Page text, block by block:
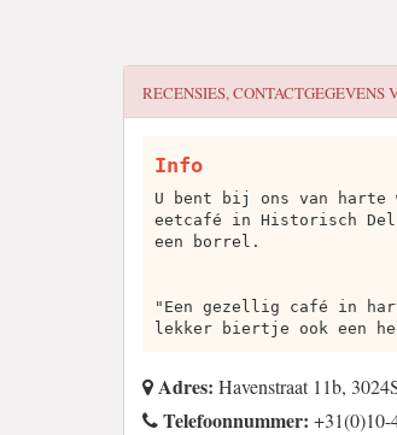
RECENSIES, CONTACTGEGEVENS
Info
U bent bij ons van harte
eetcafé in Historisch
een borrel.
"Een gezellig café in
lekker biertje ook een
Adres: Havenstraat 11b,
Telefoonnummer: +31(0)10-